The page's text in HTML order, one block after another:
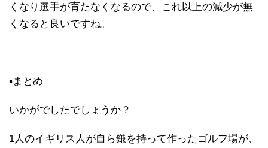
くなり選手が育たなくなるので、これ以上の減少が無
くなると良いですね。
▪まとめ
いかがでしたでしょうか？
1人のイギリス人が自ら鎌を持って作ったゴルフ場が、